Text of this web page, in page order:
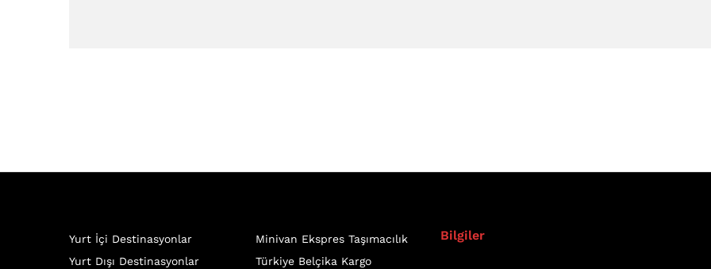
Yurt İçi Destinasyonlar
Yurt Dışı Destinasyonlar
Minivan Ekspres Taşımacılık
Türkiye Belçika Kargo
Bilgiler